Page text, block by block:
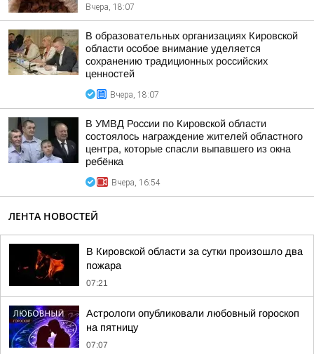
Вчера, 18:07
В образовательных организациях Кировской
области особое внимание уделяется
сохранению традиционных российских
ценностей
Вчера, 18:07
В УМВД России по Кировской области
состоялось награждение жителей областного
центра, которые спасли выпавшего из окна
ребёнка
Вчера, 16:54
ЛЕНТА НОВОСТЕЙ
В Кировской области за сутки произошло два
пожара
07:21
Астрологи опубликовали любовный гороскоп
на пятницу
07:07